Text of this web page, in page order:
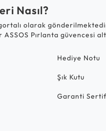
Nasıl?
olarak
Pırlanta güvencesi
Hediye Notu
Şık Kutu
Garanti